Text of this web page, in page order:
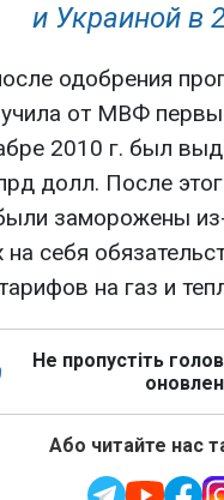
и Украиной в
одобрения
от МВФ
2010 г. был
долл. После
заморожены
себя
на газ и
Не пропустіть
Або читайте нас